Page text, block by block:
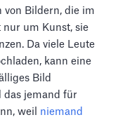
von Bildern, die im
nur um Kunst, sie
Da viele Leute
kann eine
Bild
das jemand für
weil niemand